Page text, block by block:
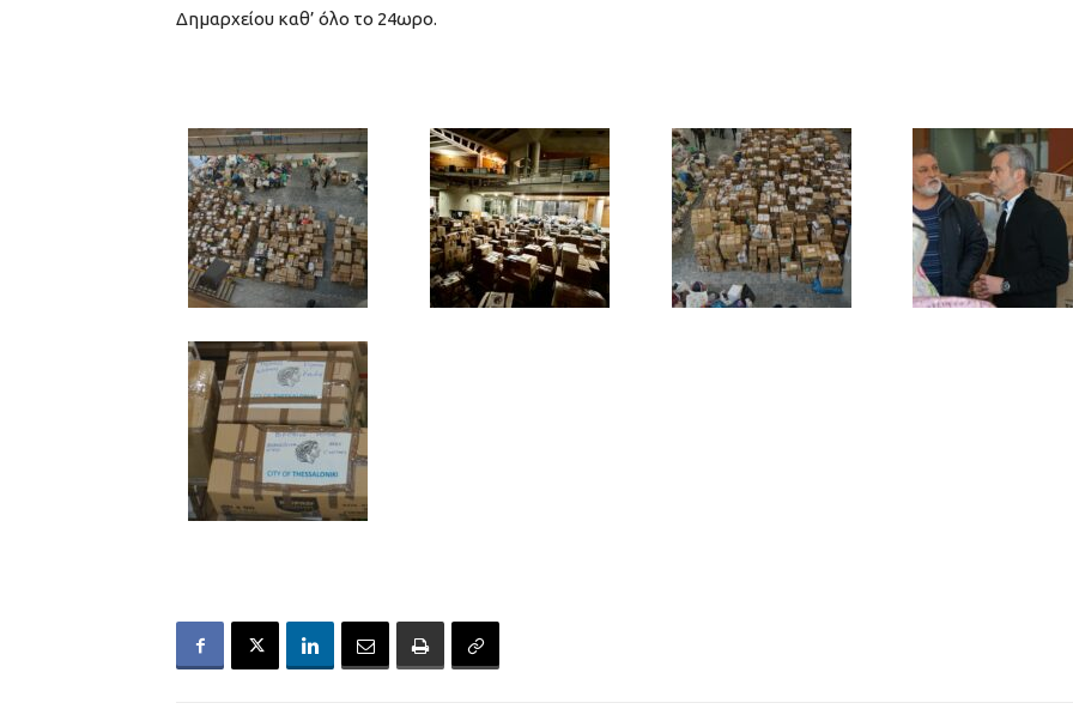
Δημαρχείου καθ’ όλο το 24ωρο.